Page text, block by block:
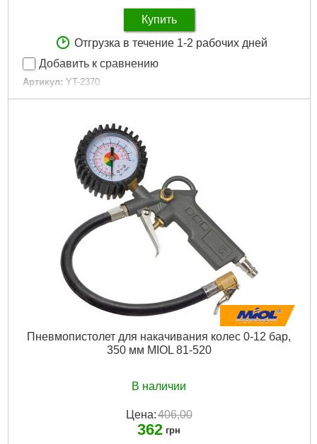
Купить
Отгрузка в течение 1-2 рабочих дней
Добавить к сравнению
Артикул: YT-2370
Код товара: 16.04.50
Разметка шкалы манометра:
Длина резинового шланга для подкачки с
наконечником: 440 мм
Единицы измерений показанные на манометре:
Диаметр для подсоединения:
1/4"
Габариты упаковки: 310x135x95 мм
Подробнее...
Пневмопистолет для накачивания колес 0-12 бар,
350 мм MIOL 81-520
В наличии
Цена:406,00
362 грн